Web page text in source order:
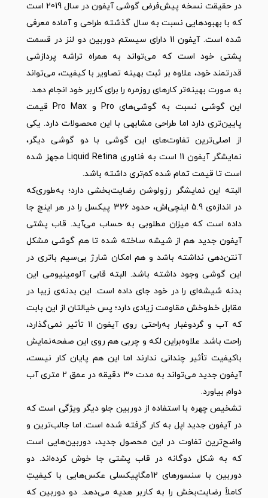
در حقیقت نسخه پیش‌فرض گوشی آیفون در سال 2019 است
که با بهبودهایی نسبت به سال گذشته طراحی و آماده معرفی
شده است. آیفون 11 دارای سیستم دوربین دو لنز در قسمت
پشتی خود است که می‌تواند به همراه تراشه پردازشی
قدرتمند خود، علاوه بر ثبت بهینه تصاویر با کیفیت، می‌تواند
به صورت بهینه‌تر کارهای روزمره را برای کاربر خود انجام دهد.
این گوشی نسبت به گوشی‌های Pro و Pro Max قیمت
پایین‌تری دارد اما طراحی مشابهی با این محصولات دارد. یکی
از اصلی‌ترین تفاوت‌های این گوشی با دو گوشی دیگر،
نمایشگر آیفون 11 است به فناوری Liquid Retina مجهز ‌شده
است تا قیمت تمام شده کم‌تری داشته باشد.
البته این نمایشگر رزولوشن رضایت‌بخشی دارد؛ به‌طوری‌که
در اندازه­‌ی 5.9 اینچی‌اش، حدود 326 پیکسل را در هر اینچ جا
داده است که میزان مطلوبی به حساب می‌‍آید. قاب پشتی
آیفون جدید هم از شیشه ساخته‌ شده تا هم گوشی مشکل
آنتن‌‌دهی نداشته باشد و هم امکان شارژ بی‌‌سیم باتری در
این گوشی وجود داشته باشد. البته قابی آلومینیومی این
بدنه شیشه‌ای را در خود جای داده است. این بدنه­‌ی زیبا در
مقابل خط‌‌وخش مقاومت زیادی دارد؛ پس خیالتان از این بابت
که آب و گردوغبار به‌‌راحتی روی آیفون 11 تأثیر نمی‌‌گذارد،
راحت باشد. علاوه‌براین لکه و چربی هم روی این صفحه‌نمایش
باکیفیت تأثیر چندانی ندارند اما این هم پایان کار نیست،
آیفون جدید می‌تواند به مدت 30 دقیقه در عمق 2 متری آب
دوام بیاورد.
تشخیص چهره با استفاده از دوربین جلو دیگر ویژگی است که
در آیفون جدید اپل به کار گرفته شده است. اما جالب‌ترین و
واضح‌ترین تفاوت در این محصول جدید، دوربین‌هایی است
که به شکل دوگانه در قاب پشتی جا خوش کرده‌اند. دو
دوربین با سنسورهای 12مگاپیکسلی عکس‌هایی با کیفیتِ
کاملاً رضایت‌بخش را به کاربر هدیه می‌دهد. دو دوربین که